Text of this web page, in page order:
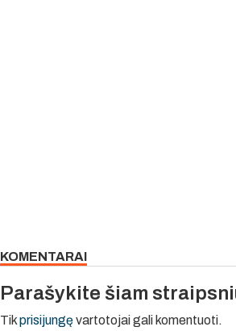
KOMENTARAI
Parašykite šiam
Tikprisijungęvartotojai gali komentuoti.